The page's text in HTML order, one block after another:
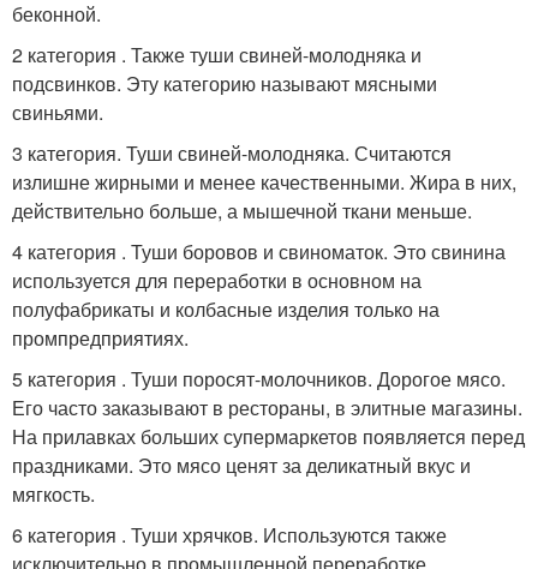
беконной.
2 категория . Также туши свиней-молодняка и
подсвинков. Эту категорию называют мясными
свиньями.
3 категория. Туши свиней-молодняка. Считаются
излишне жирными и менее качественными. Жира в них,
действительно больше, а мышечной ткани меньше.
4 категория . Туши боровов и свиноматок. Это свинина
используется для переработки в основном на
полуфабрикаты и колбасные изделия только на
промпредприятиях.
5 категория . Туши поросят-молочников. Дорогое мясо.
Его часто заказывают в рестораны, в элитные магазины.
На прилавках больших супермаркетов появляется перед
праздниками. Это мясо ценят за деликатный вкус и
мягкость.
6 категория . Туши хрячков. Используются также